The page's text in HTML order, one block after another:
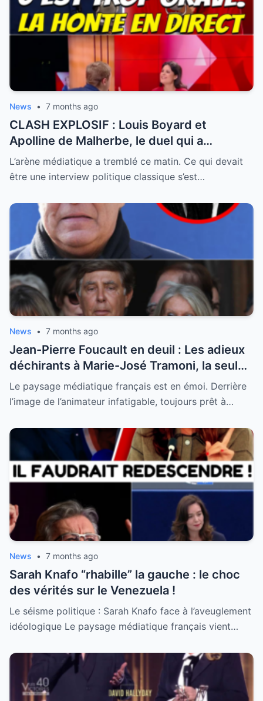
News • 7 months ago
CLASH EXPLOSIF : Louis Boyard et
Apolline de Malherbe, le duel qui a
embrasé le direct !
L’arène médiatique a tremblé ce matin. Ce qui devait
être une interview politique classique s’est…
News • 7 months ago
Jean-Pierre Foucault en deuil : Les adieux
déchirants à Marie-José Tramoni, la seule
femme qu’il ait jamais épousée
Le paysage médiatique français est en émoi. Derrière
l’image de l’animateur infatigable, toujours prêt à…
News • 7 months ago
Sarah Knafo “rhabille” la gauche : le choc
des vérités sur le Venezuela !
Le séisme politique : Sarah Knafo face à l’aveuglement
idéologique Le paysage médiatique français vient…